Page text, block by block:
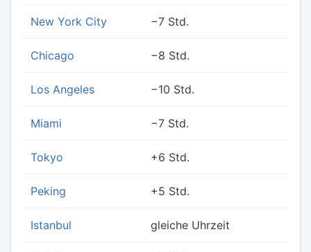
New York City −7 Std.
Chicago −8 Std.
Los Angeles −10 Std.
Miami −7 Std.
Tokyo +6 Std.
Peking +5 Std.
Istanbul gleiche Uhrzeit